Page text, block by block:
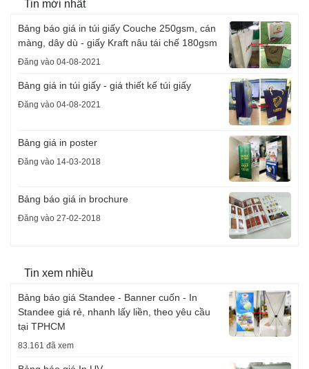
Tin mới nhất
Bảng báo giá in túi giấy Couche 250gsm, cán
màng, dây dù - giấy Kraft nâu tái chế 180gsm
Đăng vào 04-08-2021
Bảng giá in túi giấy - giá thiết kế túi giấy
Đăng vào 04-08-2021
Bảng giá in poster
Đăng vào 14-03-2018
Bảng báo giá in brochure
Đăng vào 27-02-2018
Tin xem nhiều
Bảng báo giá Standee - Banner cuốn - In
Standee giá rẻ, nhanh lấy liền, theo yêu cầu
tại TPHCM
83.161 đã xem